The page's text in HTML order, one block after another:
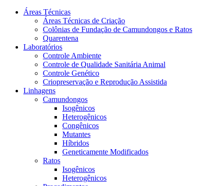
Áreas Técnicas
Áreas Técnicas de Criação
Colônias de Fundação de Camundongos e Ratos
Quarentena
Laboratórios
Controle Ambiente
Controle de Qualidade Sanitária Animal
Controle Genético
Criopreservação e Reprodução Assistida
Linhagens
Camundongos
Isogênicos
Heterogênicos
Congênicos
Mutantes
Híbridos
Geneticamente Modificados
Ratos
Isogênicos
Heterogênicos